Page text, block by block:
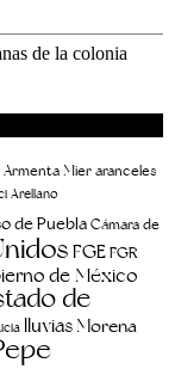
de la colonia
Armenta Mier aranceles
Arellano
de Puebla Cámara de
FGEFGR
de México
de
lluviasMorena